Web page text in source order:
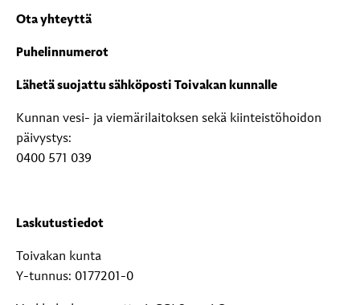
Ota yhteyttä
Puhelinnumerot
Lähetä suojattu sähköposti Toivakan kunnalle
Kunnan vesi- ja viemärilaitoksen sekä kiinteistöhoidon
päivystys:
0400 571 039
Laskutustiedot
Toivakan kunta
Y-tunnus: 0177201-0